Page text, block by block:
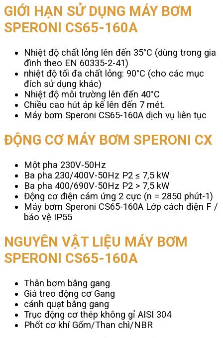
GIỚI HẠN SỬ DỤNG MÁY BƠM
SPERONI CS65-160A
Nhiệt độ chất lỏng lên đến 35°C (dùng trong gia
đình theo EN 60335-2-41)
nhiệt độ tối đa chất lỏng: 90°C (cho các mục
đích sử dụng khác)
Nhiệt độ môi trường lên đến 40°C
Chiều cao hút áp kế lên đến 7 mét.
Máy bơm Speroni CS65-160A dịch vụ liên tục
ĐỘNG CƠ MÁY BƠM SPERONI CX
Một pha 230V-50Hz
Ba pha 230/400V-50Hz P2 ≤ 7,5 kW
Ba pha 400/690V-50Hz P2 > 7,5 kW
Động cơ điện cảm ứng 2 cực (n = 2850 phút-1)
Máy bơm Speroni CS65-160A Lớp cách điện F /
bảo vệ IP55
NGUYÊN VẬT LIỆU MÁY BƠM
SPERONI CS65-160A
Thân bơm bằng gang
Giá treo động cơ Gang
cánh quạt bằng gang
Trục động cơ thép không gỉ AISI 304
Phốt cơ khí Gốm/Than chì/NBR